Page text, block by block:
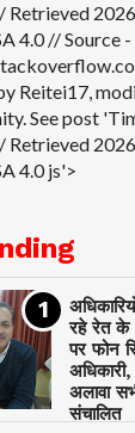
Retrieved
4.0// Source -
Reitei17,
See post
Retrieved
4.0 js'>
रहे रेत
पर फोन
अलावा
संचालित